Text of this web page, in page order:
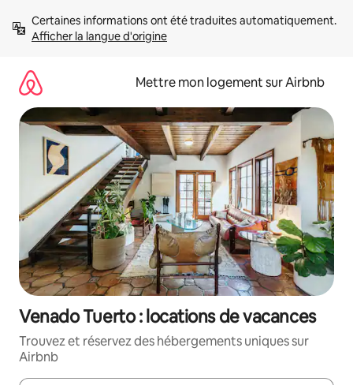
directement
Afficher la langue d'origine
Mettre mon logement sur Airbnb
Venado Tuerto : locations de vacances
Trouvez et réservez des hébergements uniques sur
Airbnb